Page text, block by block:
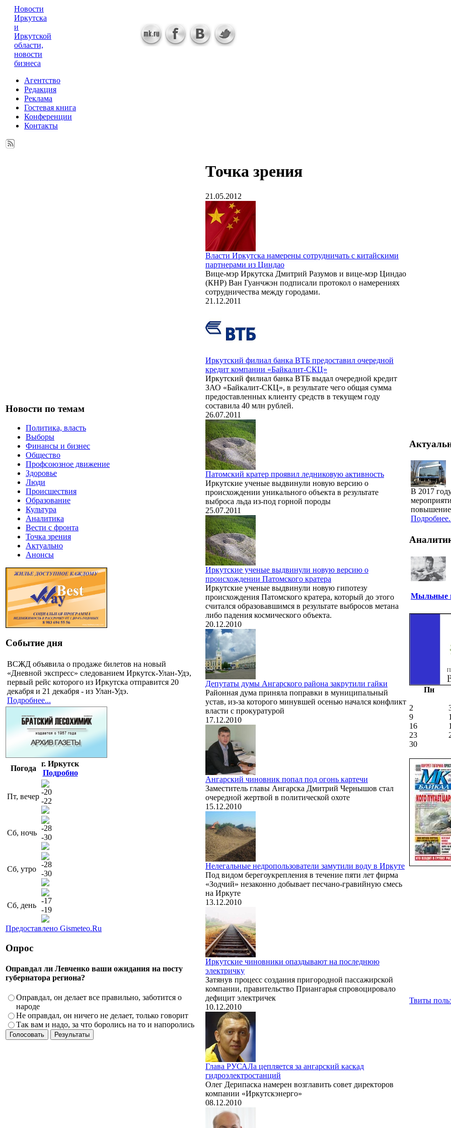
Новости
Иркутска
и
Иркутской
области,
новости
бизнеса
Агентство
Редакция
Реклама
Гостевая книга
Конференции
Контакты
Новости по темам
Политика, власть
Выборы
Финансы и бизнес
Общество
Профсоюзное движение
Здоровье
Люди
Происшествия
Образование
Культура
Аналитика
Вести с фронта
Точка зрения
Актуально
Анонсы
Событие дня
ВСЖД объявила о продаже билетов на новый
«Дневной экспресс» следованием Иркутск-Улан-Удэ,
первый рейс которого из Иркутска отправится 20
декабря и 21 декабря - из Улан-Удэ.
Подробнее...
Погода
г. Иркутск
Подробно
Пт, вечер
-20
-22
Сб, ночь
-28
-30
Сб, утро
-28
-30
Сб, день
-17
-19
Предоставлено Gismeteo.Ru
Опрос
Оправдал ли Левченко ваши ожидания на посту
губернатора региона?
Оправдал, он делает все правильно, заботится о
народе
Не оправдал, он ничего не делает, только говорит
Так вам и надо, за что боролись на то и напоролись
Точка зрения
21.05.2012
Власти Иркутска намерены сотрудничать с китайскими
партнерами из Циндао
Вице-мэр Иркутска Дмитрий Разумов и вице-мэр Циндао
(КНР) Ван Гуанчжэн подписали протокол о намерениях
сотрудничества между городами.
21.12.2011
Иркутский филиал банка ВТБ предоставил очередной
кредит компании «Байкалит-СКЦ»
Иркутский филиал банка ВТБ выдал очередной кредит
ЗАО «Байкалит-СКЦ», в результате чего общая сумма
предоставленных клиенту средств в текущем году
составила 40 млн рублей.
26.07.2011
Патомский кратер проявил ледниковую активность
Иркутские ученые выдвинули новую версию о
происхождении уникального объекта в результате
выброса льда из-под горной породы
25.07.2011
Иркутские ученые выдвинули новую версию о
происхождении Патомского кратера
Иркутские ученые выдвинули новую гипотезу
происхождения Патомского кратера, который до этого
считался образовавшимся в результате выбросов метана
либо падения космического объекта.
20.12.2010
Депутаты думы Ангарского района закрутили гайки
Районная дума приняла поправки в муниципальный
устав, из-за которого минувшей осенью начался конфликт
власти с прокуратурой
17.12.2010
Ангарский чиновник попал под огонь картечи
Заместитель главы Ангарска Дмитрий Чернышов стал
очередной жертвой в политической охоте
15.12.2010
Нелегальные недропользователи замутили воду в Иркуте
Под видом берегоукрепления в течение пяти лет фирма
«Зодчий» незаконно добывает песчано-гравийную смесь
на Иркуте
13.12.2010
Иркутские чиновники опаздывают на последнюю
электричку
Затянув процесс создания пригородной пассажирской
компании, правительство Приангарья спровоцировало
дефицит электричек
10.12.2010
Глава РУСАЛа цепляется за ангарский каскад
гидроэлектростанций
Олег Дерипаска намерен возглавить совет директоров
компании «Иркутскэнерго»
08.12.2010
В 2017
повышение
Мыльные
Пн
2
9
16
23
30
Твиты